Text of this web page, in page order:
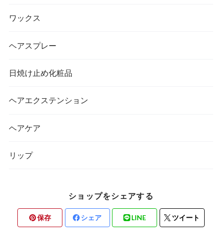
ワックス
ヘアスプレー
日焼け止め化粧品
ヘアエクステンション
ヘアケア
リップ
ショップをシェアする
保存 シェア LINE ツイート